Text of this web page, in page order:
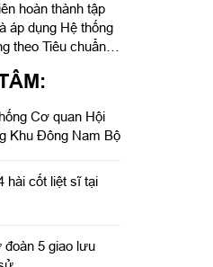
hoàn thành tập
áp dụng Hệ thống
theo Tiêu chuẩn
Cơ quan Hội
Khu Đông Nam Bộ
hài cốt liệt sĩ tại
đoàn 5 giao lưu